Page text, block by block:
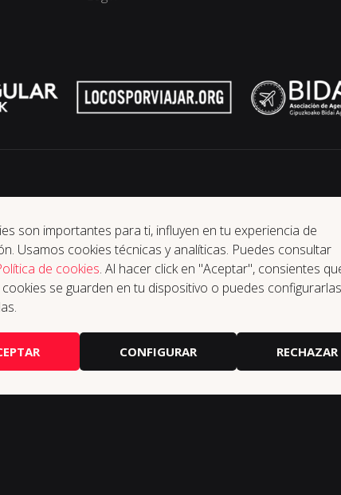
son importantes para ti, influyen en tu experiencia de
Usamos cookies técnicas y analíticas. Puedes consultar
de cookies. Al hacer click en "Aceptar", consientes
se guarden en tu dispositivo o puedes
CONFIGURAR RECHAZAR